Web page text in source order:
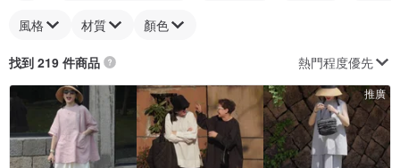
風格 材質 顏色
找到 219 件商品 熱門程度優先
推廣